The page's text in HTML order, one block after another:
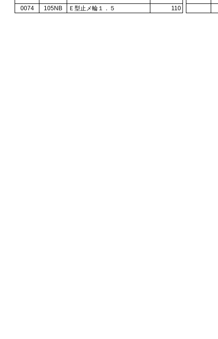
0074
105NB Ｅ型止メ輪１．５ 110